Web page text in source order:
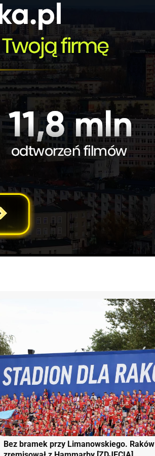
Bez bramek przy Limanowskiego. Raków